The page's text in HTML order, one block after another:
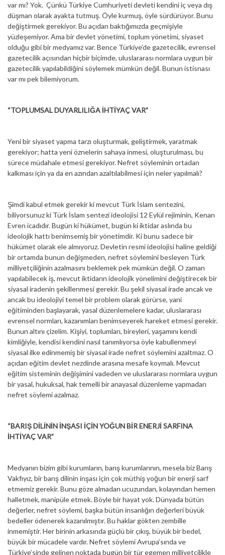
var mı? Yok. Çünkü Türkiye Cumhuriyeti devleti kendini iç veya dış
düşman olarak ayakta tutmuş. Öyle kurmuş, öyle sürdürüyor. Bunu
değiştirmek gerekiyor. Bu açıdan baktığımızda geçmişiyle
yüzleşemiyor. Ama bir devlet yönetimi, toplum yönetimi, siyaset
olduğu gibi bir medyamız var. Bence Türkiye’de gazetecilik, evrensel
gazetecilik açısından hiçbir biçimde, uluslararası normlara uygun bir
gazetecilik yapılabildiğini söylemek mümkün değil. Bunun istisnası
var mı pek bilemiyorum.
“TOPLUMSAL DUYARLILIĞA İHTİYAÇ VAR”
Yeni bir siyaset yapma tarzı oluşturmak, geliştirmek, yaratmak
gerekiyor; hatta yeni öznelerin sahaya inmesi, oluşturulması, bu
sürece müdahale etmesi gerekiyor. Nefret söyleminin ortadan
kalkması için ya da en azından azaltılabilmesi için neler yapılmalı?
Şimdi kabul etmek gerekir ki mevcut Türk İslam sentezini,
biliyorsunuz ki Türk İslam sentezi ideolojisi 12 Eylül rejiminin, Kenan
Evren icadıdır. Bugün ki hükümet, bugün ki iktidar aslında bu
ideolojik hattı benimsemiş bir yönetimdir. Ki bunu sadece bir
hükümet olarak ele almıyoruz. Devletin resmi ideolojisi haline geldiği
bir ortamda bunun değişmeden, nefret söylemini besleyen Türk
milliyetçiliğinin azalmasını beklemek pek mümkün değil. O zaman
yapılabilecek iş, mevcut iktidarın ideolojik yönelimini değiştirecek bir
siyasal iradenin şekillenmesi gerekir. Bu şekil siyasal irade ancak ve
ancak bu ideolojiyi temel bir problem olarak görürse, yani
eğitiminden başlayarak, yasal düzenlemelere kadar, uluslararası
evrensel normları, kazanımları benimseyerek hareket etmesi gerekir.
Bunun altını çizelim. Kişiyi, toplumları, bireyleri, yaşamını kendi
kimliğiyle, kendisi kendini nasıl tanımlıyorsa öyle kabullenmeyi
siyasal ilke edinmemiş bir siyasal irade nefret söylemini azaltmaz. O
açıdan eğitim devlet nezdinde arasına mesafe koymalı. Mevcut
eğitim sisteminin değişimini vadeden ve uluslararası normlara uygun
bir yasal, hukuksal, hak temelli bir anayasal düzenleme yapmadan
nefret söylemi azalmaz.
“BARIŞ DİLİNİN İNŞASI İÇİN YOĞUN BİR ENERJİ SARFINA
İHTİYAÇ VAR”
Medyanın bizim gibi kurumların, barış kurumlarının, mesela biz Barış
Vakfıyız, bir barış dilinin inşası için çok müthiş yoğun bir enerji sarf
etmemiz gerekir. Bunu göze almadan ucuzundan, kolayından hemen
halletmek, manipüle etmek. Böyle bir hayat yok. Dünyada bütün
değerler, nefret söylemi, başka bütün insanlığın değerleri büyük
bedeller ödenerek kazanılmıştır. Bu haklar gökten zembille
inmemiştir. Her birinin arkasında güçlü bir çıkış, büyük bir bedel,
büyük bir mücadele vardır. Nefret söylemi Avrupa’sında ve
Türkiye’sinde gelinen noktada bugün bir tür egemen milliyetçilikle